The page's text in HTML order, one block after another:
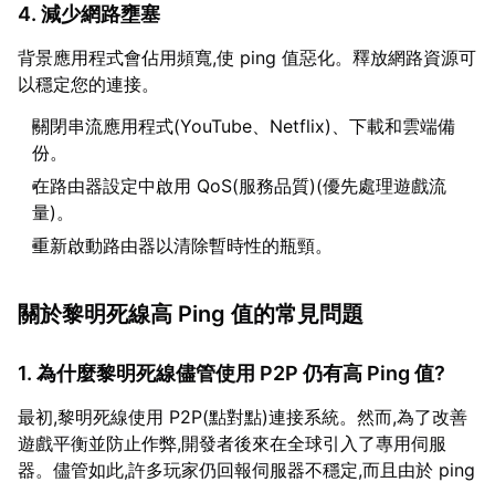
4. 減少網路壅塞
背景應用程式會佔用頻寬,使 ping 值惡化。釋放網路資源可
以穩定您的連接。
關閉串流應用程式(YouTube、Netflix)、下載和雲端備
份。
在路由器設定中啟用 QoS(服務品質)(優先處理遊戲流
量)。
重新啟動路由器以清除暫時性的瓶頸。
關於黎明死線高 Ping 值的常見問題
1. 為什麼黎明死線儘管使用 P2P 仍有高 Ping 值?
最初,黎明死線使用 P2P(點對點)連接系統。然而,為了改善
遊戲平衡並防止作弊,開發者後來在全球引入了專用伺服
器。儘管如此,許多玩家仍回報伺服器不穩定,而且由於 ping